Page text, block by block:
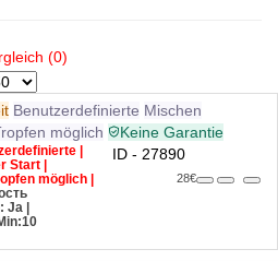
(0)
Benutzerdefinierte Mischen
möglich Keine Garantie
|
Start |
möglich |
|
Min:10
ID - 27890
28€